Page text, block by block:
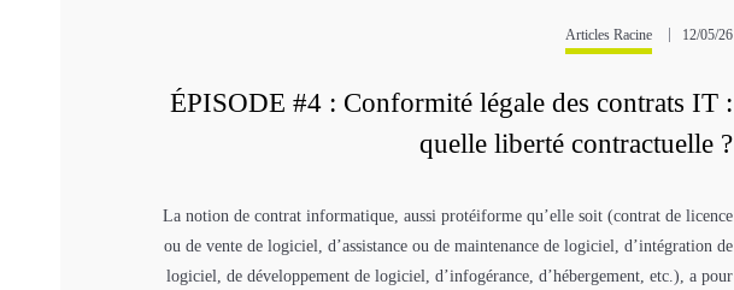
Articles Racine 12/05/26
ÉPISODE #4 : Conformité légale des contrats IT :
quelle liberté contractuelle ?
La notion de contrat informatique, aussi protéiforme qu’elle soit (contrat de licence
ou de vente de logiciel, d’assistance ou de maintenance de logiciel, d’intégration de
logiciel, de développement de logiciel, d’infogérance, d’hébergement, etc.), a pour